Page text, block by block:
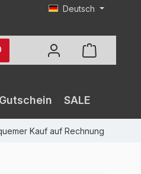
Deutsch
Gutschein SALE
Kauf auf Rechnung